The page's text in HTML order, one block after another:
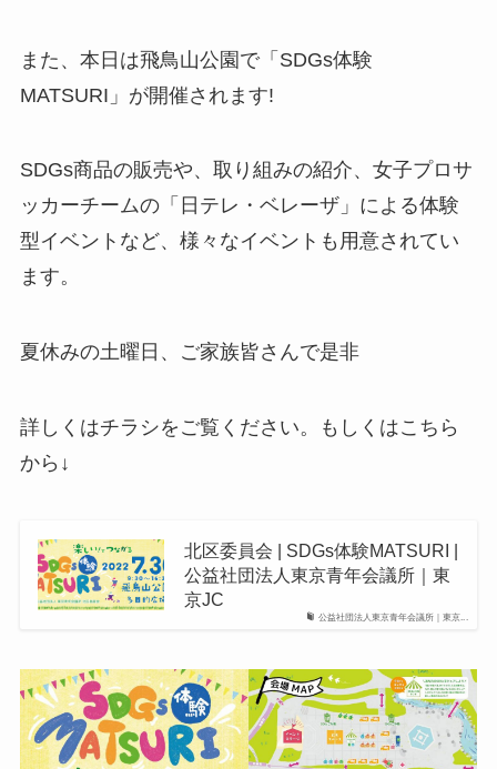
また、本日は飛鳥山公園で「SDGs体験
MATSURI」が開催されます!
SDGs商品の販売や、取り組みの紹介、女子プロサ
ッカーチームの「日テレ・ベレーザ」による体験
型イベントなど、様々なイベントも用意されてい
ます。
夏休みの土曜日、ご家族皆さんで是非
詳しくはチラシをご覧ください。もしくはこちら
から↓
公益社団法人東京青年会議所｜東京...
北区委員会 | SDGs体験MATSURI |
公益社団法人東京青年会議所｜東
京JC